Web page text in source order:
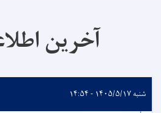
آخرین
شنبه ۱۴۰۵/۵/۱۷ - ۱۴:۵۴